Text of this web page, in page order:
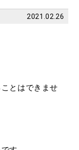
2021.02.26
とはできませ